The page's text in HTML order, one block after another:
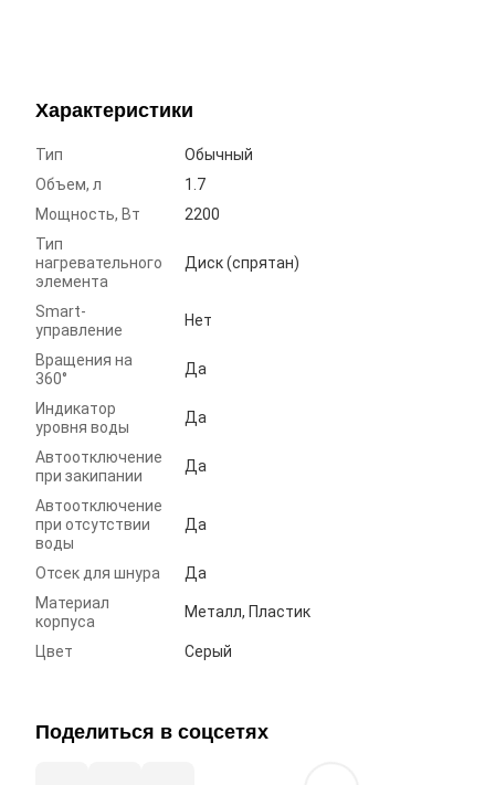
Характеристики
Тип
Обычный
Объем, л
1.7
Мощность, Вт
2200
Тип
нагревательного
элемента
Диск (спрятан)
Smart-
управление
Нет
Вращения на
360°
Да
Индикатор
уровня воды
Да
Автоотключение
при закипании
Да
Автоотключение
при отсутствии
воды
Да
Отсек для шнура
Да
Материал
корпуса
Металл, Пластик
Цвет Серый
Поделиться в соцсетях